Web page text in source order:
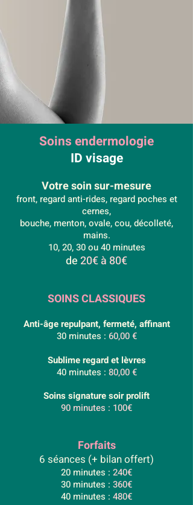
Soins endermologie
ID visage
Votre soin sur-mesure
front, regard anti-rides, regard poches et
cernes,
bouche, menton, ovale, cou, décolleté,
mains.
10, 20, 30 ou 40 minutes​
de20€ à 80€
SOINS CLASSIQUES
Anti-âge repulpant, fermeté, affinant
30 minutes : 60,00 €
Sublime regard et lèvres
40 minutes : 80,00 €
Soins signaturesoir prolift
90 minutes : 100€
Forfaits
6 séances (+ bilan offert)
20 minutes : 240€
30 minutes : 360€
40 minutes : 480€